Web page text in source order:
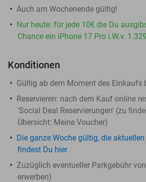
Auch am Wochenende gültig!
Nur heute: für jede 10€ die Du
Chance ein iPhone 17 Pro i.W.v.
Konditionen
Gültig ab dem Moment des Einkaufs
Reservieren: nach dem Kauf online
'Social Deal Reservierungen' (zu
Übersicht: Meine Voucher)
Die ganze Woche gültig, die
findest Du hier
Zuzüglich eventueller Parkgebühr
erwerben)